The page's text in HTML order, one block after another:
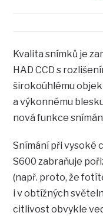
Kvalita snímků je
HAD CCD s
širokoúhlému
a výkonnému
nová funkce
Snímání při vysoké
S600 zabraňuje
(např. proto, že
i v obtížných
citlivost obvykle